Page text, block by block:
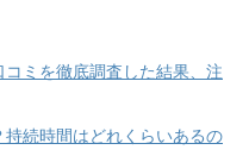
ミを徹底調査した結果、注
続時間はどれくらいあるの